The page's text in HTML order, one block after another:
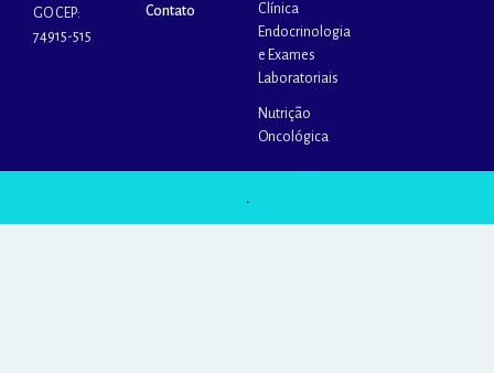
GO CEP:
74915-515
Contato
Clínica
Endocrinologia
e Exames
Laboratoriais
Nutrição
Oncológica
.